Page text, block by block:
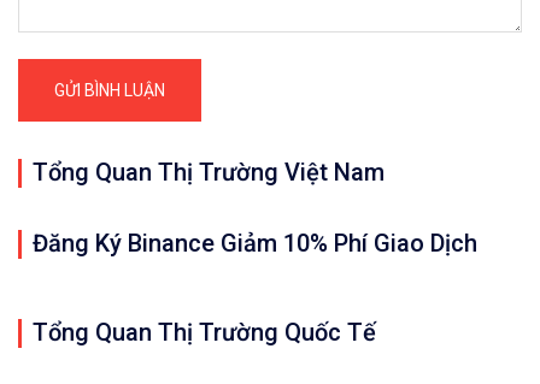
Tổng Quan Thị Trường Việt Nam
Đăng Ký Binance Giảm 10% Phí Giao Dịch
Tổng Quan Thị Trường Quốc Tế